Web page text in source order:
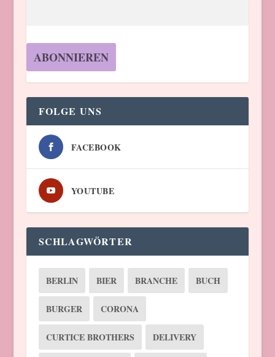
FOLGE UNS
FACEBOOK
YOUTUBE
SCHLAGWÖRTER
BERLIN BIER BRANCHE BUCH
BURGER CORONA
CURTICE BROTHERS DELIVERY